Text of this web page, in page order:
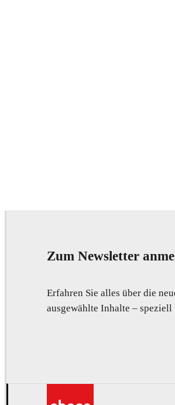
Zum Newsletter
Erfahren Sie alles über die
ausgewählte Inhalte –